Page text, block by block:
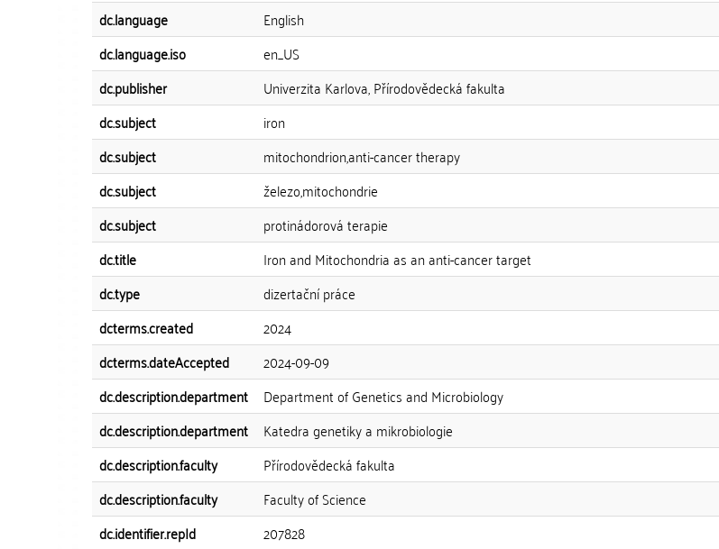
dc.language English
dc.language.iso
en_US
dc.publisher
Univerzita Karlova, Přírodovědecká fakulta
dc.subject
iron
dc.subject
mitochondrion,anti-cancer therapy
dc.subject
železo,mitochondrie
dc.subject
protinádorová terapie
dc.title
Iron and Mitochondria as an anti-cancer target
dc.type
dizertační práce
dcterms.created
2024
dcterms.dateAccepted
2024-09-09
dc.description.department
Department of Genetics and Microbiology
dc.description.department
Katedra genetiky a mikrobiologie
dc.description.faculty
Přírodovědecká fakulta
dc.description.faculty
Faculty of Science
dc.identifier.repId
207828